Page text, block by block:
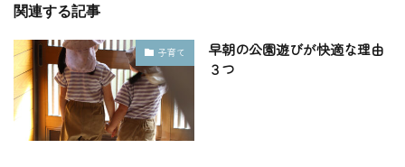
関連する記事
子育て
早朝の公園遊びが快適な理由
３つ